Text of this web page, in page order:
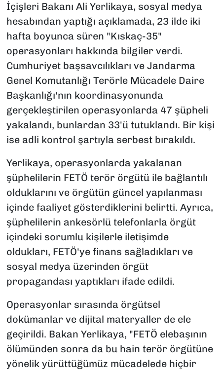
İçişleri Bakanı Ali Yerlikaya, sosyal medya
hesabından yaptığı açıklamada, 23 ilde iki
hafta boyunca süren "Kıskaç-35"
operasyonları hakkında bilgiler verdi.
Cumhuriyet başsavcılıkları ve Jandarma
Genel Komutanlığı Terörle Mücadele Daire
Başkanlığı'nın koordinasyonunda
gerçekleştirilen operasyonlarda 47 şüpheli
yakalandı, bunlardan 33'ü tutuklandı. Bir kişi
ise adli kontrol şartıyla serbest bırakıldı.
Yerlikaya, operasyonlarda yakalanan
şüphelilerin FETÖ terör örgütü ile bağlantılı
olduklarını ve örgütün güncel yapılanması
içinde faaliyet gösterdiklerini belirtti. Ayrıca,
şüphelilerin ankesörlü telefonlarla örgüt
içindeki sorumlu kişilerle iletişimde
oldukları, FETÖ'ye finans sağladıkları ve
sosyal medya üzerinden örgüt
propagandası yaptıkları ifade edildi.
Operasyonlar sırasında örgütsel
dokümanlar ve dijital materyaller de ele
geçirildi. Bakan Yerlikaya, "FETÖ elebaşının
ölümünden sonra da bu hain terör örgütüne
yönelik yürüttüğümüz mücadelede hiçbir